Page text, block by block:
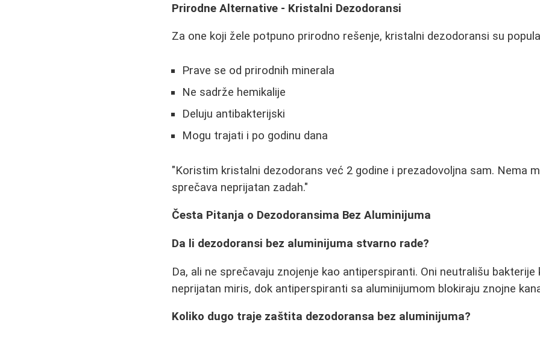
Prirodne Alternative - Kristalni Dezodoransi
Za one koji žele potpuno prirodno rešenje, kristalni dezodoransi su
Prave se od prirodnih minerala
Ne sadrže hemikalije
Deluju antibakterijski
Mogu trajati i po godinu dana
"Koristim kristalni dezodorans već 2 godine i prezadovoljna sam. Nema
sprečava neprijatan zadah."
Česta Pitanja o Dezodoransima Bez Aluminijuma
Da li dezodoransi bez aluminijuma stvarno rade?
Da, ali ne sprečavaju znojenje kao antiperspiranti. Oni neutrališu bakterije
neprijatan miris, dok antiperspiranti sa aluminijumom blokiraju znojne
Koliko dugo traje zaštita dezodoransa bez aluminijuma?